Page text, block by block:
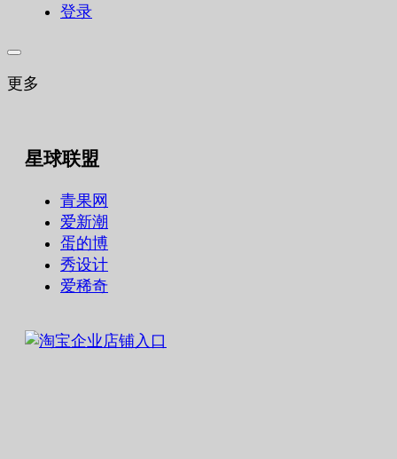
登录
更多
星球联盟
青果网
爱新潮
蛋的博
秀设计
爱稀奇